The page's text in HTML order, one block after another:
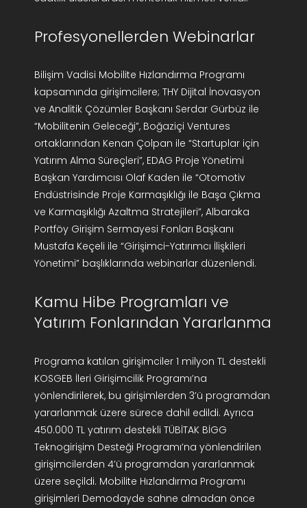
Profesyonellerden Webinarlar
Bilişim Vadisi Mobilite Hızlandırma Programı
kapsamında girişimcilere; THY Dijital İnovasyon
ve Analitik Çözümler Başkanı Serdar Gürbüz ile
“Mobilitenin Geleceği”, Boğaziçi Ventures
ortaklarından Kenan Çolpan ile “Startuplar için
Yatırım Alma Süreçleri”, EDAG Proje Yönetimi
Başkan Yardımcısı Olaf Kaden ile “Otomotiv
Endüstrisinde Proje Karmaşıklığı ile Başa Çıkma
ve Karmaşıklığı Azaltma Stratejileri”, Albaraka
Portföy Girişim Sermayesi Fonları Başkanı
Mustafa Keçeli ile “Girişimci-Yatırımcı İlişkileri
Yönetimi” başlıklarında webinarlar düzenlendi.
Kamu Hibe Programları ve
Yatırım Fonlarından Yararlanma
Programa katılan girişimciler 1 milyon TL destekli
KOSGEB İleri Girişimcilik Programı’na
yönlendirilerek, bu girişimlerden 3’ü programdan
yararlanmak üzere sürece dahil edildi. Ayrıca
450.000 TL yatırım destekli TÜBİTAK BİGG
Teknogirişim Desteği Programı’na yönlendirilen
girişimcilerden 4’ü programdan yararlanmak
üzere seçildi. Mobilite Hızlandırma Programı
girişimleri Demodayde sahne almadan önce